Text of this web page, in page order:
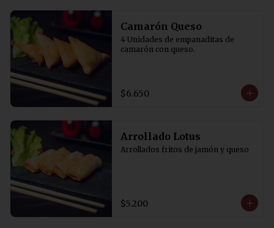
Camarón Queso
4 Unidades de empanaditas de
camarón con queso.
$6.650
Arrollado Lotus
Arrollados fritos de jamón y queso
$5.200